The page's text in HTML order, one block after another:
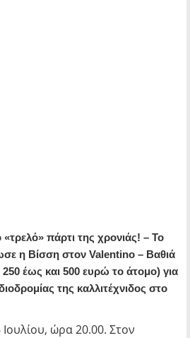
πάρτι της χρονιάς! – Το
η Βίσση στον Valentino – Βαθιά
έως και 500 ευρώ το άτομο) για
της καλλιτέχνιδος στο
ώρα 20.00. Στον